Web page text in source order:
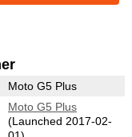
Moto G5 Plus
Moto G5 Plus
(Launched 2017-02-